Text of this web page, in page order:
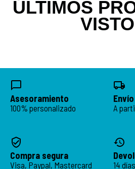
ÚLTIMOS
Asesoramiento
100% personalizado A
Compra segura
Visa, Paypal, Mastercard 14